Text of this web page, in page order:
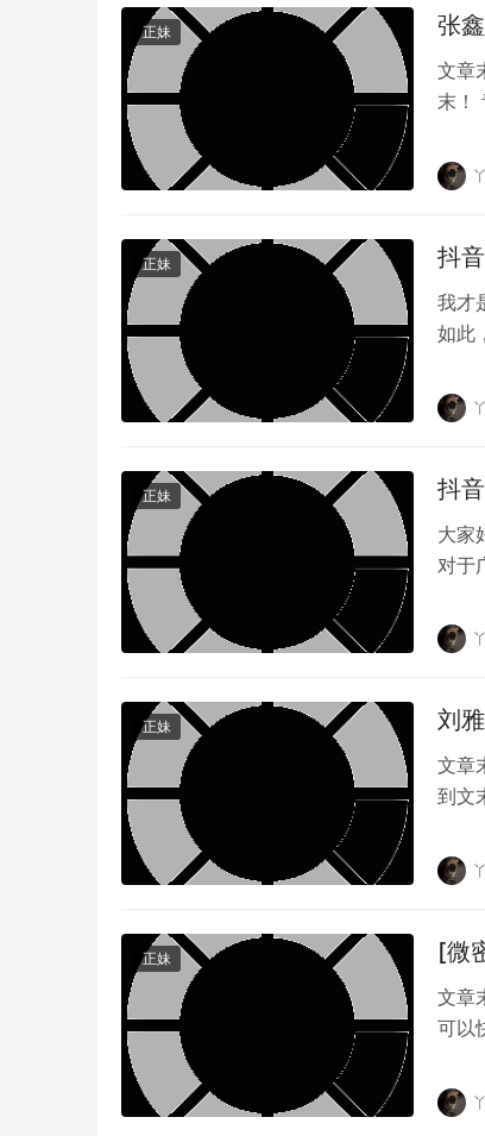
的一些实用价值，尤其是在美容和健康方
方面，我们也应该认识到其中可能存在的
要密切关注其中价格等方面的问题，并为
综上所述，抖音网红脸红mm微密圈具有
科学的态度来评估和使用这些资源，并要
正妹 张
文章
末！
正妹 抖
我才
如此
正妹 抖
大家
对于
正妹 刘
文章
到文
正妹 [微
文章
可以